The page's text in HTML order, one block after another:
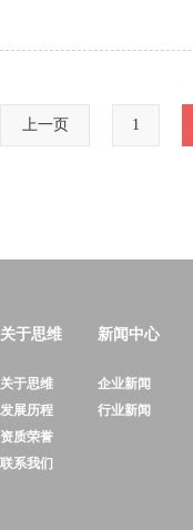
上一页 1
关于思维
关于思维
发展历程
资质荣誉
联系我们
新闻中心
企业新闻
行业新闻